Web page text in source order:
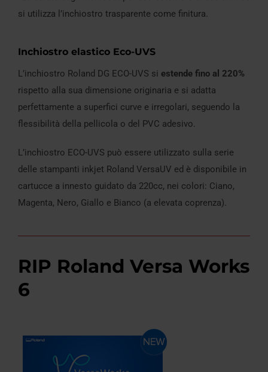
si utilizza l’inchiostro trasparente come finitura.
Inchiostro elastico Eco-UVS
L’inchiostro Roland DG ECO-UVS si estende fino al 220%
rispetto alla sua dimensione originaria e si adatta
perfettamente a superfici curve e irregolari, seguendo la
flessibilità della pellicola o del PVC adesivo.
L’inchiostro ECO-UVS può essere utilizzato sulla serie
delle stampanti inkjet Roland VersaUV ed è disponibile in
cartucce a innesto guidato da 220cc, nei colori: Ciano,
Magenta, Nero, Giallo e Bianco (a elevata coprenza).
RIP Roland Versa Works
6